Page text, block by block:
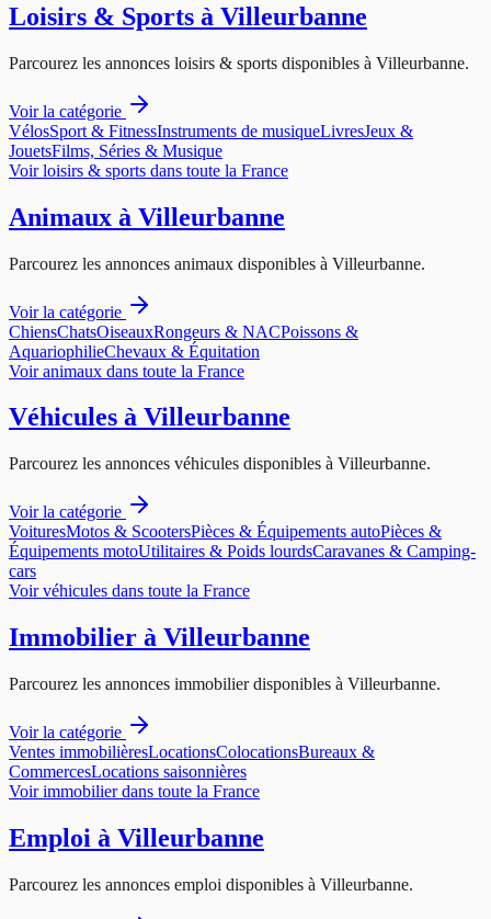
Loisirs & Sports à Villeurbanne
Parcourez les annonces loisirs & sports disponibles à Villeurbanne.
Voir la catégorie
VélosSport & FitnessInstruments de musiqueLivresJeux &
JouetsFilms, Séries & Musique
Voirloisirs & sports dans toute la France
Animaux à Villeurbanne
Parcourez les annonces animaux disponibles à Villeurbanne.
Voir la catégorie
ChiensChatsOiseauxRongeurs & NACPoissons &
AquariophilieChevaux & Équitation
Voiranimaux dans toute la France
Véhicules à Villeurbanne
Parcourez les annonces véhicules disponibles à Villeurbanne.
Voir la catégorie
VoituresMotos & ScootersPièces & Équipements autoPièces &
Équipements motoUtilitaires & Poids lourdsCaravanes & Camping-
cars
Voirvéhicules dans toute la France
Immobilier à Villeurbanne
Parcourez les annonces immobilierdisponibles à Villeurbanne.
Voir la catégorie
Ventes immobilièresLocationsColocationsBureaux &
CommercesLocations saisonnières
Voirimmobilierdans toute la France
Emploi à Villeurbanne
Parcourez les annonces emploi disponibles à Villeurbanne.